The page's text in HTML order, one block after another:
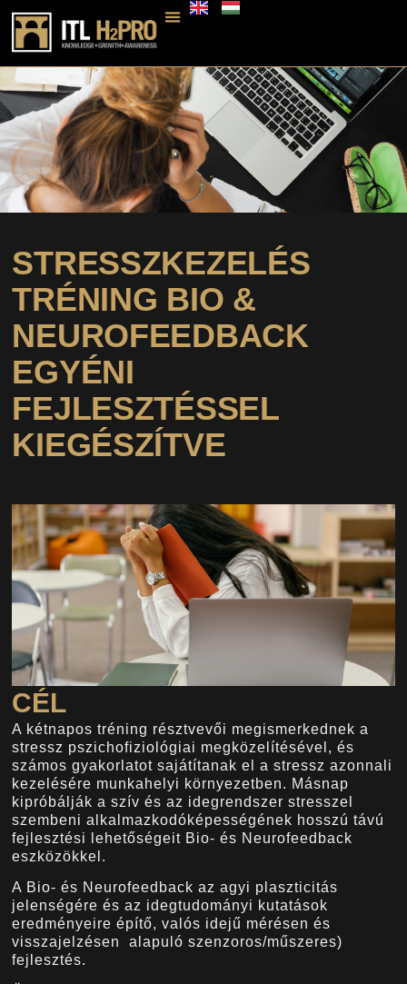
STRESSZKEZELÉS
TRÉNING BIO &
NEUROFEEDBACK
EGYÉNI
FEJLESZTÉSSEL
KIEGÉSZÍTVE
CÉL
A kétnapos tréning résztvevői megismerkednek a
stressz pszichofiziológiai megközelítésével, és
számos gyakorlatot sajátítanak el a stressz azonnali
kezelésére munkahelyi környezetben. Másnap
kipróbálják a szív és az idegrendszer stresszel
szembeni alkalmazkodóképességének hosszú távú
fejlesztési lehetőségeit Bio- és Neurofeedback
eszközökkel.
A Bio- és Neurofeedback az agyi plaszticitás
jelenségére és az idegtudományi kutatások
eredményeire építő, valós idejű mérésen és
visszajelzésen alapuló szenzoros/műszeres)
fejlesztés.